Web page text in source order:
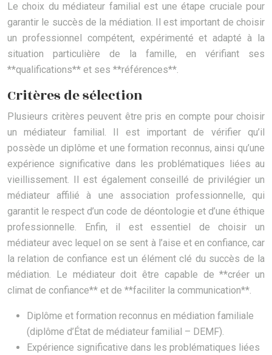
Le choix du médiateur familial est une étape cruciale pour
garantir le succès de la médiation. Il est important de choisir
un professionnel compétent, expérimenté et adapté à la
situation particulière de la famille, en vérifiant ses
**qualifications** et ses **références**.
Critères de sélection
Plusieurs critères peuvent être pris en compte pour choisir
un médiateur familial. Il est important de vérifier qu’il
possède un diplôme et une formation reconnus, ainsi qu’une
expérience significative dans les problématiques liées au
vieillissement. Il est également conseillé de privilégier un
médiateur affilié à une association professionnelle, qui
garantit le respect d’un code de déontologie et d’une éthique
professionnelle. Enfin, il est essentiel de choisir un
médiateur avec lequel on se sent à l’aise et en confiance, car
la relation de confiance est un élément clé du succès de la
médiation. Le médiateur doit être capable de **créer un
climat de confiance** et de **faciliter la communication**.
Diplôme et formation reconnus en médiation familiale
(diplôme d’État de médiateur familial – DEMF).
Expérience significative dans les problématiques liées